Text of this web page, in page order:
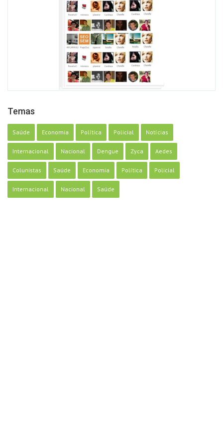
Temas
Saúde Economia Política Policial Notícias
Internacional Nacional Dengue Zyca Aedes
Colunistas Saúde Economia Política Policial
Internacional Nacional Saúde